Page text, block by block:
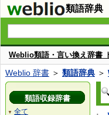
類語辞典
Weblio類語・言い換え辞書
Weblio 辞書 ＞ 類語辞典 ＞
類語収録辞書
▼ 全て